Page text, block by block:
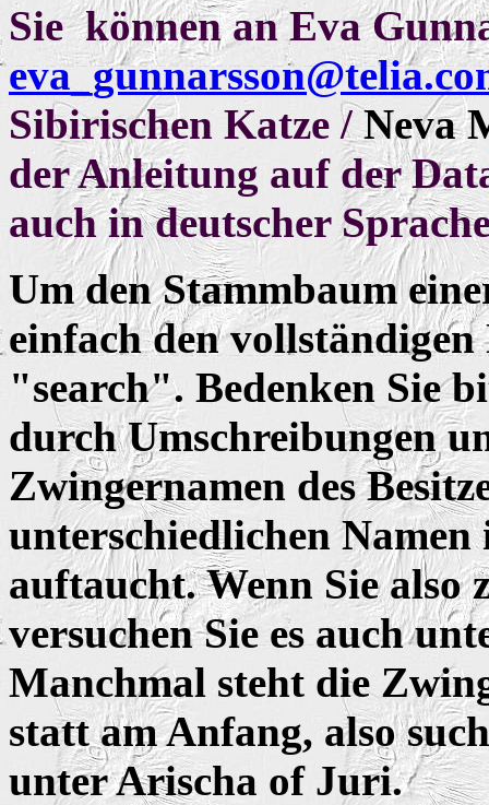
Sie können an Eva
Sibirischen Katze /Neva
der Anleitung auf der
auch in deutscher
Um den Stammbaum
einfach den
"search". Bedenken Sie
durch Umschreibungen
Zwingernamen des
unterschiedlichen
auftaucht. Wenn Sie
versuchen Sie es auch
Manchmal steht die
statt am Anfang, also
unter Arischa of Juri.